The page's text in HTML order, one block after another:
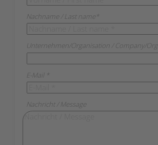
Nachname / Last name*
Unternehmen/Organisation / Company/
E-Mail *
Nachricht / Message